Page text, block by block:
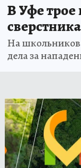
В Уфе трое
сверстника
На школьников
дела за